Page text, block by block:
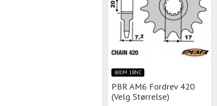
600M 18NC
PBR AM6 Fordrev 420
(Velg Størrelse)